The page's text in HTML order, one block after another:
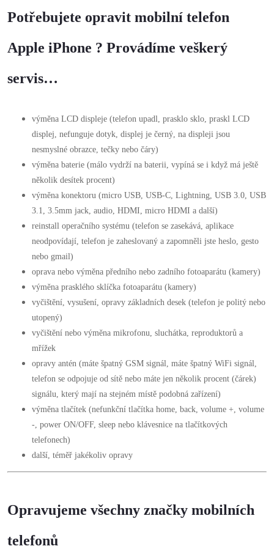
Potřebujete opravit mobilní telefon
Apple iPhone ? Provádíme veškerý
servis…
výměna LCD displeje (telefon upadl, prasklo sklo, praskl LCD
displej, nefunguje dotyk, displej je černý, na displeji jsou
nesmyslné obrazce, tečky nebo čáry)
výměna baterie (málo vydrží na baterii, vypíná se i když má ještě
několik desítek procent)
výměna konektoru (micro USB, USB-C, Lightning, USB 3.0, USB
3.1, 3.5mm jack, audio, HDMI, micro HDMI a další)
reinstall operačního systému (telefon se zasekává, aplikace
neodpovídají, telefon je zaheslovaný a zapomněli jste heslo, gesto
nebo gmail)
oprava nebo výměna předního nebo zadního fotoaparátu (kamery)
výměna prasklého sklíčka fotoaparátu (kamery)
vyčištění, vysušení, opravy základních desek (telefon je politý nebo
utopený)
vyčištění nebo výměna mikrofonu, sluchátka, reproduktorů a
mřížek
opravy antén (máte špatný GSM signál, máte špatný WiFi signál,
telefon se odpojuje od sítě nebo máte jen několik procent (čárek)
signálu, který mají na stejném místě podobná zařízení)
výměna tlačítek (nefunkční tlačítka home, back, volume +, volume
-, power ON/OFF, sleep nebo klávesnice na tlačítkových
telefonech)
další, téměř jakékoliv opravy
Opravujeme všechny značky mobilních
telefonů